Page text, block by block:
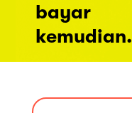
bayar
kemudian.